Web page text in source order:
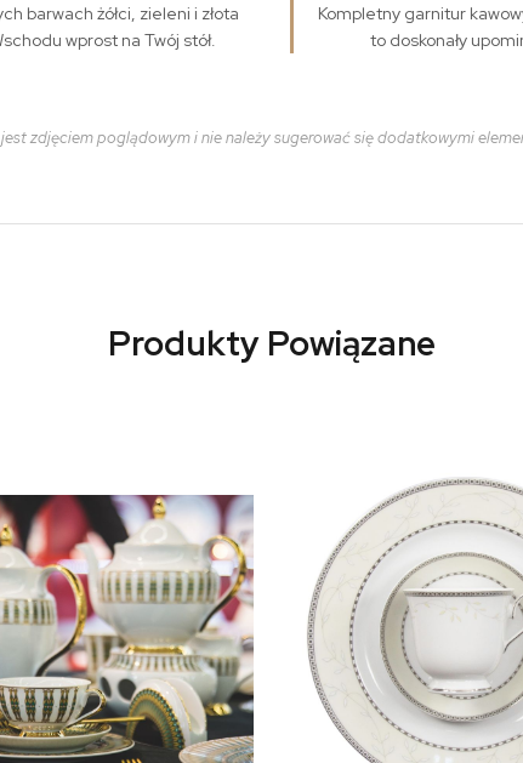
barwach żółci, zieleni i złota
wprost na Twój stół.
Kompletny garnitur
to doskonały
zdjęciem poglądowym i nie należy sugerować się dodatkowymi
Produkty Powiązane